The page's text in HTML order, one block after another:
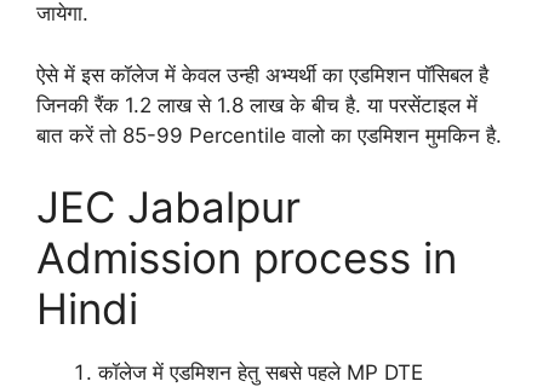
जायेगा.
ऐसे में इस कॉलेज में केवल उन्ही अभ्यर्थी का एडमिशन पॉसिबल है
जिनकी रैंक 1.2 लाख से 1.8 लाख के बीच है. या परसेंटाइल में
बात करें तो 85-99 Percentile वालो का एडमिशन मुमकिन है.
JEC Jabalpur
Admission process in
Hindi
कॉलेज में एडमिशन हेतु सबसे पहले MP DTE